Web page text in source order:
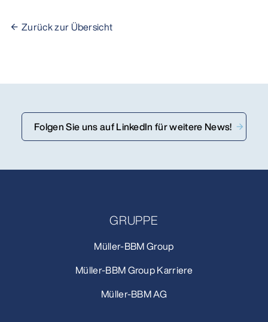
Zurück zur Übersicht
Folgen Sie uns auf LinkedIn für weitere News!
GRUPPE
Müller-BBM Group
Müller-BBM Group Karriere
Müller-BBM AG